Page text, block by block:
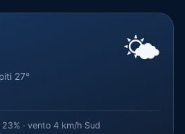
27°
🌤️
23% · vento 4 km/h Sud